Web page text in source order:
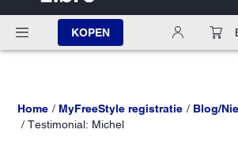
KOPEN
Home MyFreeStyle registratie
Blog/
Testimonial: Michel